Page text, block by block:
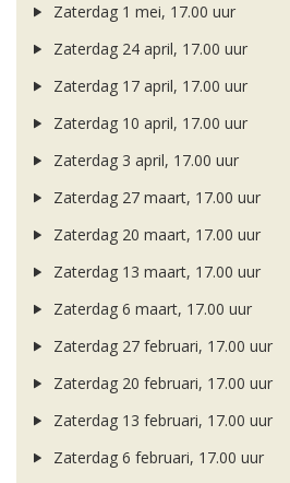
Zaterdag 1 mei, 17.00 uur
Zaterdag 24 april, 17.00 uur
Zaterdag 17 april, 17.00 uur
Zaterdag 10 april, 17.00 uur
Zaterdag 3 april, 17.00 uur
Zaterdag 27 maart, 17.00 uur
Zaterdag 20 maart, 17.00 uur
Zaterdag 13 maart, 17.00 uur
Zaterdag 6 maart, 17.00 uur
Zaterdag 27 februari, 17.00 uur
Zaterdag 20 februari, 17.00 uur
Zaterdag 13 februari, 17.00 uur
Zaterdag 6 februari, 17.00 uur